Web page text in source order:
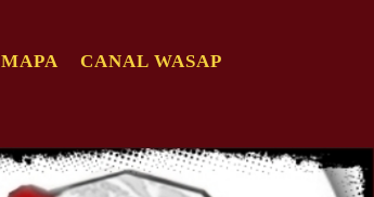
MAPA CANAL WASAP